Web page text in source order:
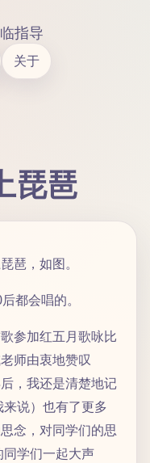
指导
关于
琵琶
琶，如图。
都会唱的。
参加红五月歌咏比
师由衷地赞叹
，我还是清楚地记
说）也有了更多
念，对同学们的思
学们一起大声